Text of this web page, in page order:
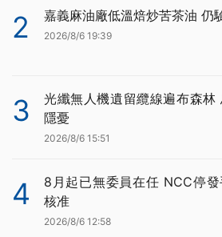
2 嘉義麻油廠低溫焙炒苦茶油 仍
2026/8/6 19:39
3
光纖無人機遺留纜線遍布森林
隱憂
2026/8/6 15:51
4
8月起已無委員在任 NCC停
核准
2026/8/6 12:58